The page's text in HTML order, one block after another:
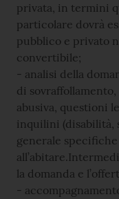
privata, in termini
particolare dovrà
pubblico e privato
convertibile;
- analisi della
di
abusiva, questioni
inquilini (disabilità,
generale
la domanda e
-